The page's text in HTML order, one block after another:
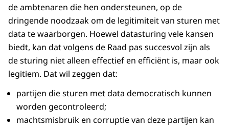
de ambtenaren die hen ondersteunen, op de
dringende noodzaak om de legitimiteit van sturen met
data te waarborgen. Hoewel datasturing vele kansen
biedt, kan dat volgens de Raad pas succesvol zijn als
de sturing niet alleen effectief en efficiënt is, maar ook
legitiem. Dat wil zeggen dat:
partijen die sturen met data democratisch kunnen
worden gecontroleerd;
machtsmisbruik en corruptie van deze partijen kan